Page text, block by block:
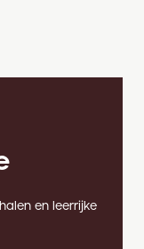
en leerrijke